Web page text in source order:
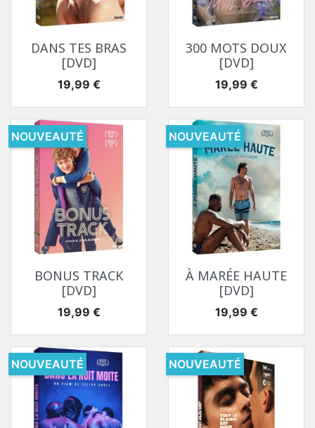
DANS TES BRAS
[DVD]
Prix
19,99 €
300 MOTS DOUX
[DVD]
Prix
19,99 €
BONUS TRACK
[DVD]
Prix
19,99 €
NOUVEAUTÉ
À MARÉE HAUTE
[DVD]
Prix
19,99 €
NOUVEAUTÉ
NOUVEAUTÉ NOUVEAUTÉ